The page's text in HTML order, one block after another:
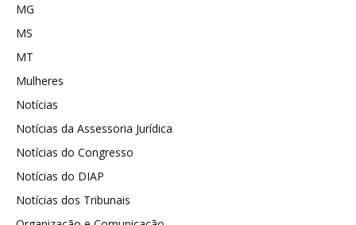
MG
MS
MT
Mulheres
Notícias
Notícias da Assessoria Jurídica
Notícias do Congresso
Notícias do DIAP
Notícias dos Tribunais